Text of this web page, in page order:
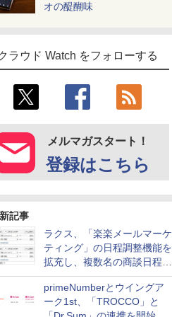
オの醍醐味
ラウド Watch をフォローする
メルマガスタート！
登録はこちら
記事
ラクス、「楽楽メールマーケ
ティング」の日程調整機能を
拡充し、複数名の商談日程調
整を効率化
primeNumberとウイングア
ーク1st、「TROCCO」と